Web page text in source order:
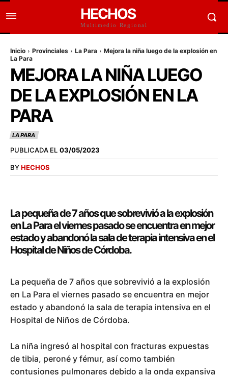
HECHOS
Multimedio Regional
Inicio Provinciales La Para
Mejora la niña luego de la explosión en
La Para
MEJORA LA NIÑA LUEGO
DE LA EXPLOSIÓN EN LA
PARA
LA PARA
PUBLICADA EL 03/05/2023
BYHECHOS
La pequeña de 7 años que sobrevivió a la explosión
en La Para el viernes pasado se encuentra en mejor
estado y abandonó la sala de terapia intensiva en el
Hospital de Niños de Córdoba.
La pequeña de 7 años que sobrevivió a la explosión
en La Para el viernes pasado se encuentra en mejor
estado y abandonó la sala de terapia intensiva en el
Hospital de Niños de Córdoba.
La niña ingresó al hospital con fracturas expuestas
de tibia, peroné y fémur, así como también
contusiones pulmonares debido a la onda expansiva